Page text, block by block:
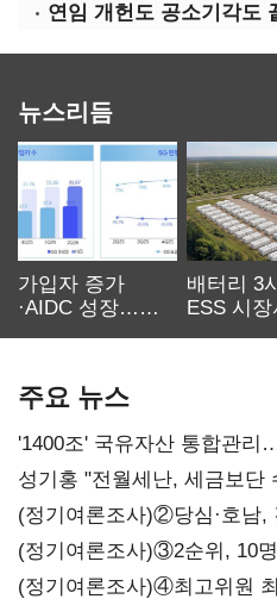
연임 개헌도 공소기각도
뉴스리듬
가입자 증가
·AIDC 성장…
배터리 3
ESS 시장
주요 뉴스
'1400조' 국유자산 통합관리
구조혁신
성기홍 "전월세난, 세금보단
시사
(정기여론조사)②당심·호남,
(정기여론조사)③2순위, 10
'한 자릿수'
(정기여론조사)④최고위원